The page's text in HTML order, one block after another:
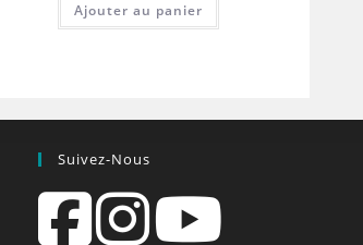
Ajouter au panier
Suivez-Nous